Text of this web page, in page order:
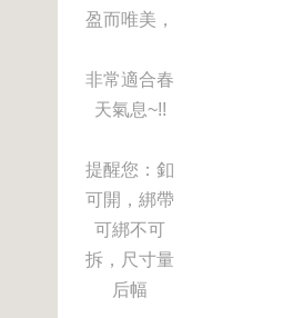
盈而唯美，
非常適合春
天氣息~!!
提醒您：釦
可開，綁帶
可綁不可
拆，尺寸量
后幅